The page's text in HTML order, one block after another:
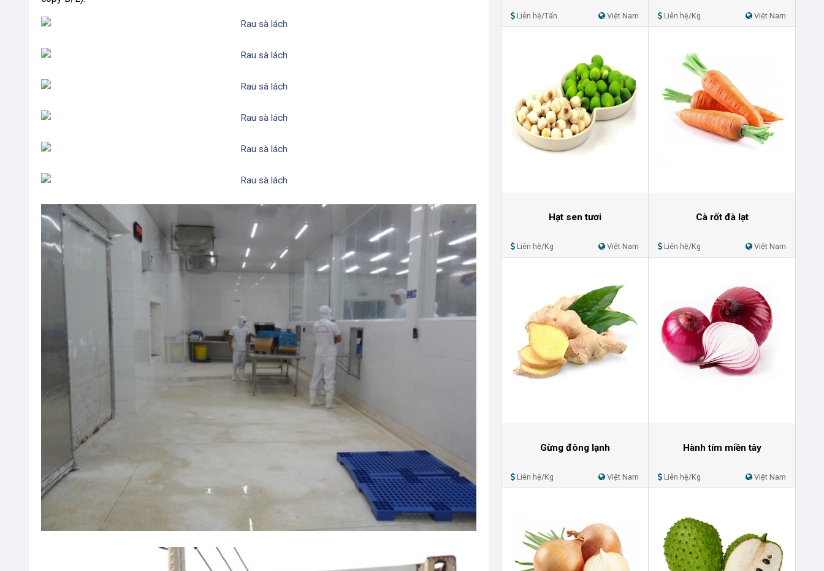
Liên hệ/Tấn Việt Nam Liên hệ/Kg Việt Nam
Hạt sen tươi
Liên hệ/Kg Việt Nam
Cà rốt đà lạt
Liên hệ/Kg Việt Nam
Gừng đông lạnh
Liên hệ/Kg Việt Nam
Hành tím miền tây
Liên hệ/Kg Việt Nam